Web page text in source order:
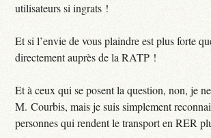
utilisateurs si ingrats !
Et si l’envie de vous plaindre est plus forte
directement auprès de la RATP !
Et à ceux qui se posent la question, non, je
M. Courbis, mais je suis simplement
personnes qui rendent le transport en RER